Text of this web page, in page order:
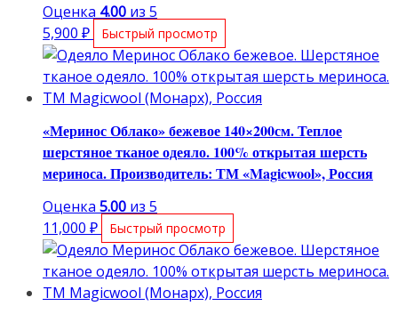
Оценка 4.00 из 5
5,900 ₽ Быстрый просмотр
«Меринос Облако» бежевое 140×200см. Теплое
шерстяное тканое одеяло. 100% открытая шерсть
мериноса. Производитель: ТМ «Magicwool», Россия
Оценка 5.00 из 5
11,000 ₽ Быстрый просмотр